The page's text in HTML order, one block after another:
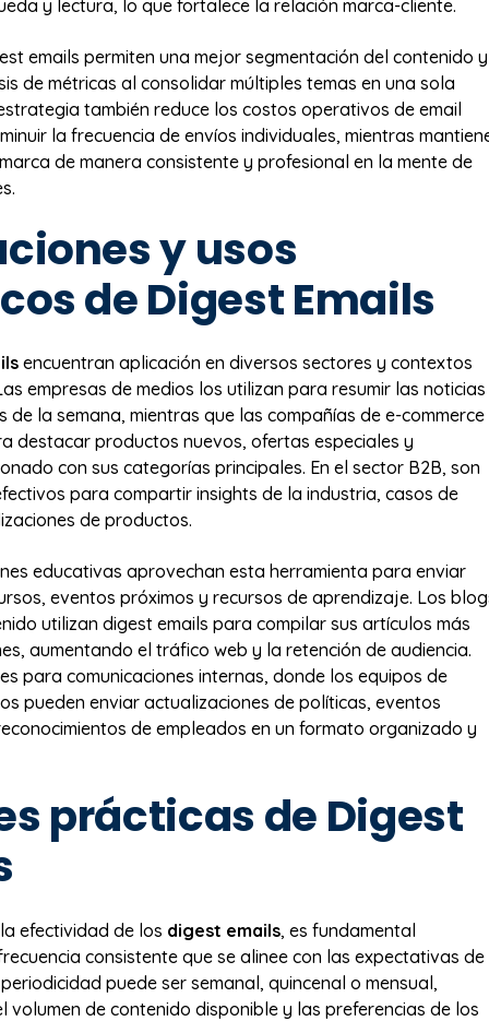
y lectura, lo que fortalece la relación marca-cliente.
emails permiten una mejor segmentación del contenido y
de métricas al consolidar múltiples temas en una sola
también reduce los costos operativos de email
la frecuencia de envíos individuales, mientras
de manera consistente y profesional en la mente de
y usos
de Digest Emails
encuentran aplicación en diversos sectores y contextos
empresas de medios los utilizan para resumir las noticias
de la semana, mientras que las compañías de e-commerce
destacar productos nuevos, ofertas especiales y
con sus categorías principales. En el sector B2B, son
para compartir insights de la industria, casos de
de productos.
educativas aprovechan esta herramienta para enviar
eventos próximos y recursos de aprendizaje. Los
utilizan digest emails para compilar sus artículos más
aumentando el tráfico web y la retención de audiencia.
para comunicaciones internas, donde los equipos de
pueden enviar actualizaciones de políticas, eventos
de empleados en un formato organizado y
prácticas de Digest
efectividad de los digest emails, es fundamental
consistente que se alinee con las expectativas de
puede ser semanal, quincenal o mensual,
volumen de contenido disponible y las preferencias de los